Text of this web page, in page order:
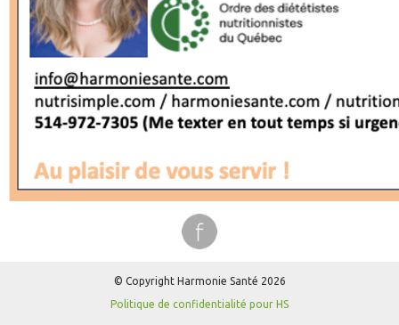
© Copyright Harmonie Santé 2026
Politique de confidentialité pour HS